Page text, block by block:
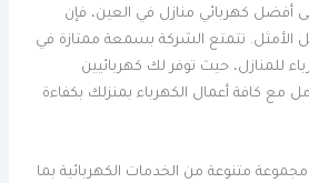
أفضل كهربائي منازل في العين، فإن
الأمثل. تتمتع الشركة بسمعة ممتازة في
للمنازل، حيث توفر لك كهربائيين
مع كافة أعمال الكهرباء بمنزلك بكفاءة
متنوعة من الخدمات الكهربائية بما